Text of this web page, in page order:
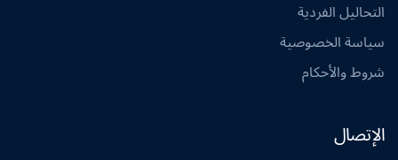
التحاليل الفردية
سياسة الخصوصية
شروط والأحكام
الإتصال